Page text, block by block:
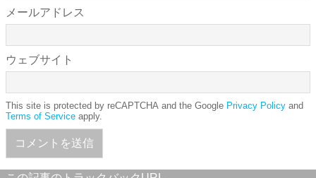
メールアドレス
ウェブサイト
This site is protected by reCAPTCHA and the Google Privacy Policy and
Terms of Service apply.